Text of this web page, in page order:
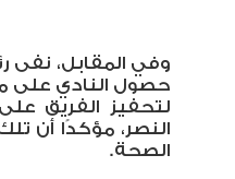
وفي المقابل،
حصول النادي على
لتحفيز الفريق
النصر، مؤكدًا أن
الصحة.